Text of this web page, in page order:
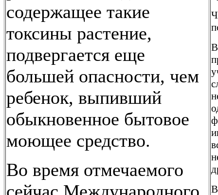
содержащее такие
токсины растение,
подвергается еще
большей опасности, чем
ребенок, выпивший
обыкновенное бытовое
моющее средство.
Во время отмечаемого